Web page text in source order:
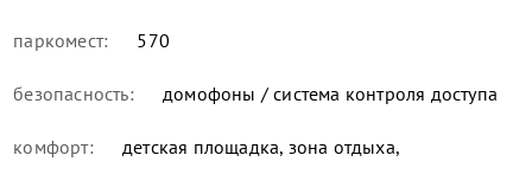
паркомест: 570
безопасность: домофоны / система контроля доступа
комфорт: детская площадка, зона отдыха,